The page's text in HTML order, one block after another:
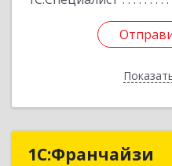
1С:Франчайзи